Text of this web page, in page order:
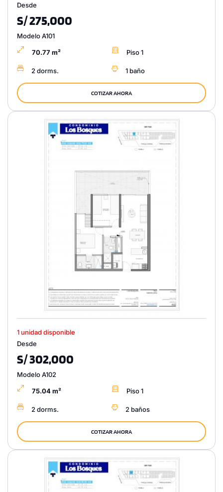
Desde
S/ 275,000
Modelo A101
70.77 m² Piso 1
2 dorms. 1 baño
COTIZAR AHORA
1 unidad disponible
Desde
S/ 302,000
Modelo A102
75.04 m² Piso 1
2 dorms. 2 baños
COTIZAR AHORA